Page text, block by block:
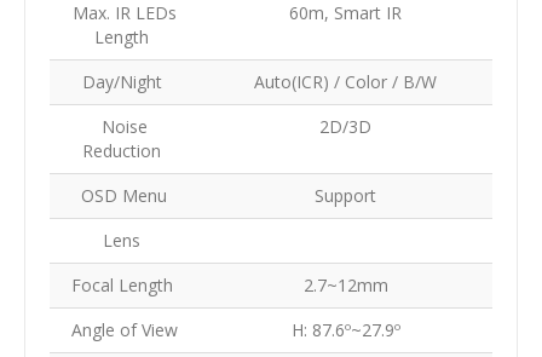
Max. IR LEDs
Length
60m, Smart IR
Day/Night
Auto(ICR) / Color / B/W
Noise
Reduction
2D/3D
OSD Menu
Support
Lens
Focal Length
2.7~12mm
Angle of View
H: 87.6º~27.9º